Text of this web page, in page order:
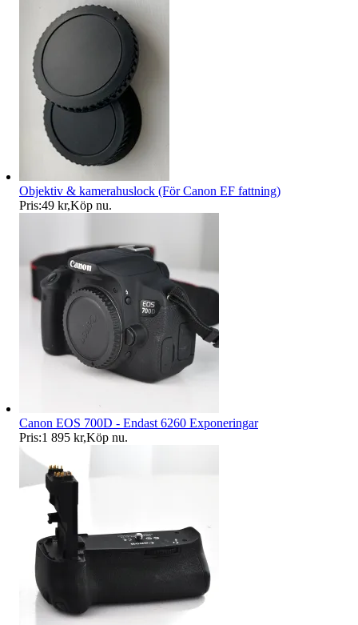
Objektiv & kamerahuslock (För Canon EF fattning)
Pris:49 kr,Köp nu.
Canon EOS 700D - Endast 6260 Exponeringar
Pris:1 895 kr,Köp nu.